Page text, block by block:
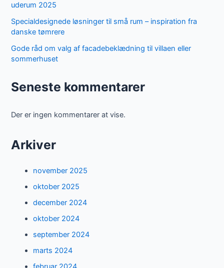
uderum 2025
Specialdesignede løsninger til små rum – inspiration fra
danske tømrere
Gode råd om valg af facadebeklædning til villaen eller
sommerhuset
Seneste kommentarer
Der er ingen kommentarer at vise.
Arkiver
november 2025
oktober 2025
december 2024
oktober 2024
september 2024
marts 2024